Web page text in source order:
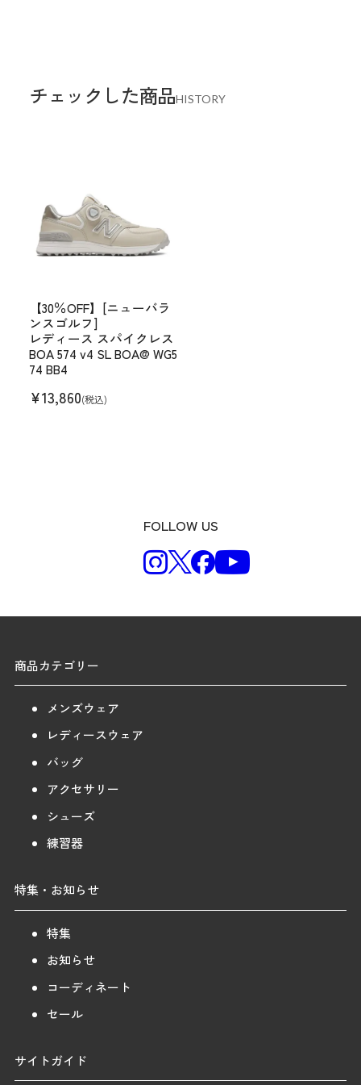
チェックした商品HISTORY
【30％OFF】[ニューバラ
ンスゴルフ]
レディース スパイクレス
BOA 574 v4 SL BOA@ WG5
74 BB4
¥13,860(税込)
FOLLOW US
商品カテゴリー
メンズウェア
レディースウェア
バッグ
アクセサリー
シューズ
練習器
特集・お知らせ
特集
お知らせ
コーディネート
セール
サイトガイド